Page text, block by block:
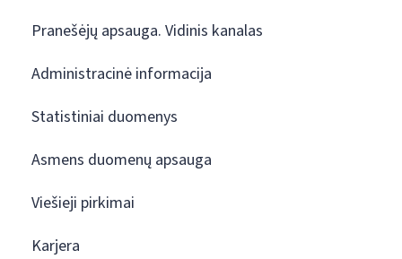
Pranešėjų apsauga. Vidinis kanalas
Administracinė informacija
Statistiniai duomenys
Asmens duomenų apsauga
Viešieji pirkimai
Karjera